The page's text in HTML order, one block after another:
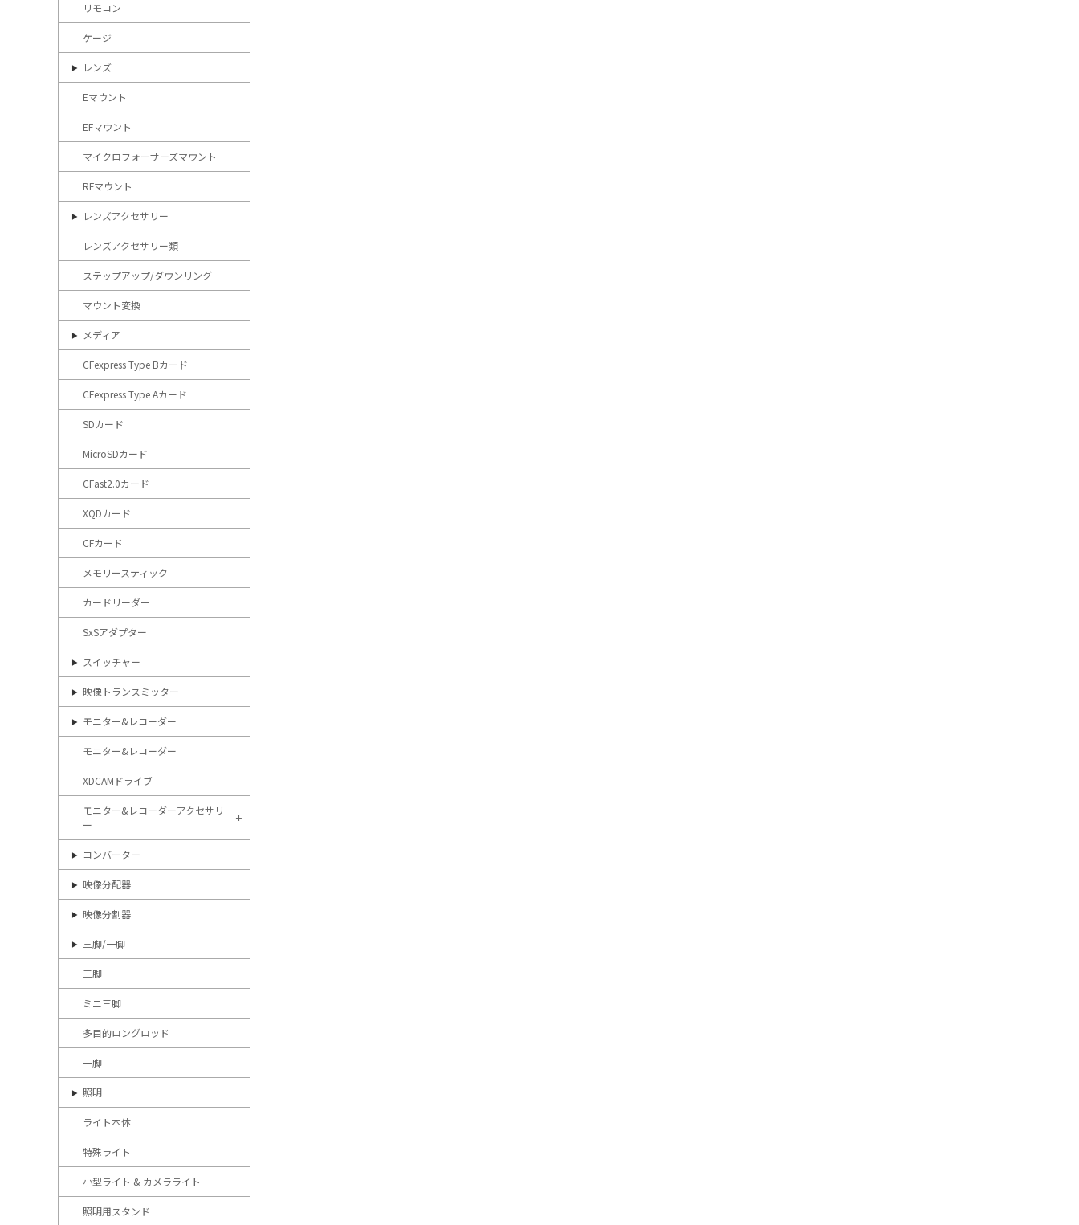
リモコン
ケージ
レンズ
Eマウント
EFマウント
マイクロフォーサーズマウント
RFマウント
レンズアクセサリー
レンズアクセサリー類
ステップアップ/ダウンリング
マウント変換
メディア
CFexpress Type Bカード
CFexpress Type Aカード
SDカード
MicroSDカード
CFast2.0カード
XQDカード
CFカード
メモリースティック
カードリーダー
SxSアダプター
スイッチャー
映像トランスミッター
モニター&レコーダー
モニター&レコーダー
XDCAMドライブ
モニター&レコーダーアクセサリ
ー
コンバーター
映像分配器
映像分割器
三脚/一脚
三脚
ミニ三脚
多目的ロングロッド
一脚
照明
ライト本体
特殊ライト
小型ライト & カメラライト
照明用スタンド